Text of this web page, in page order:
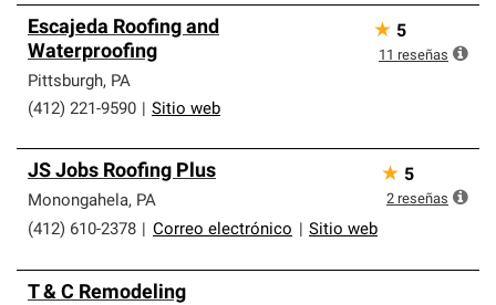
Escajeda Roofing and
Waterproofing
Pittsburgh, PA
(412) 221-9590
Sitio web
★ 5
11 reseñas
JS Jobs Roofing Plus
Monongahela, PA
(412) 610-2378
Correo electrónico Sitio web
★ 5
2 reseñas
T & C Remodeling